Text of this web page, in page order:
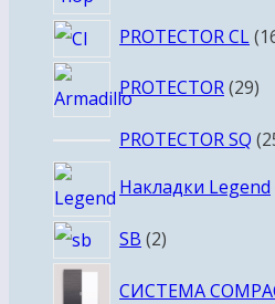
PROTECTOR CL
PROTECTOR 2929
PROTECTOR SQ
Накладки Legend
SB 22
СИСТЕМА